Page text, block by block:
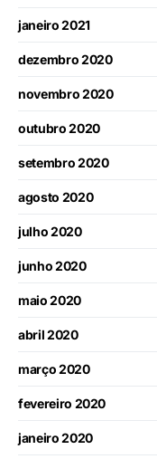
janeiro 2021
dezembro 2020
novembro 2020
outubro 2020
setembro 2020
agosto 2020
julho 2020
junho 2020
maio 2020
abril 2020
março 2020
fevereiro 2020
janeiro 2020